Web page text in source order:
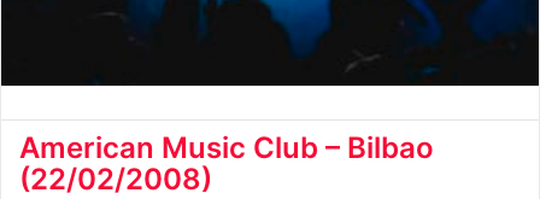
American Music Club – Bilbao
(22/02/2008)